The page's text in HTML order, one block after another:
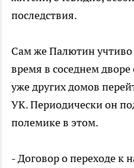
последствия.
Сам же Палютин учтиво
время в соседнем
уже других домов
УК. Периодически он
полемике в этом.
- Договор о переходе к